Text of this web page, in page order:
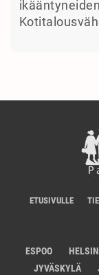
ETUSIVULLE
ESPOO
JYVÄSKYLÄ